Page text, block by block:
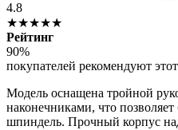
4.8
★★★★★
Рейтинг
90%
покупателей рекомендуют
Модель оснащена тройной
наконечниками, что
шпиндель. Прочный корпус